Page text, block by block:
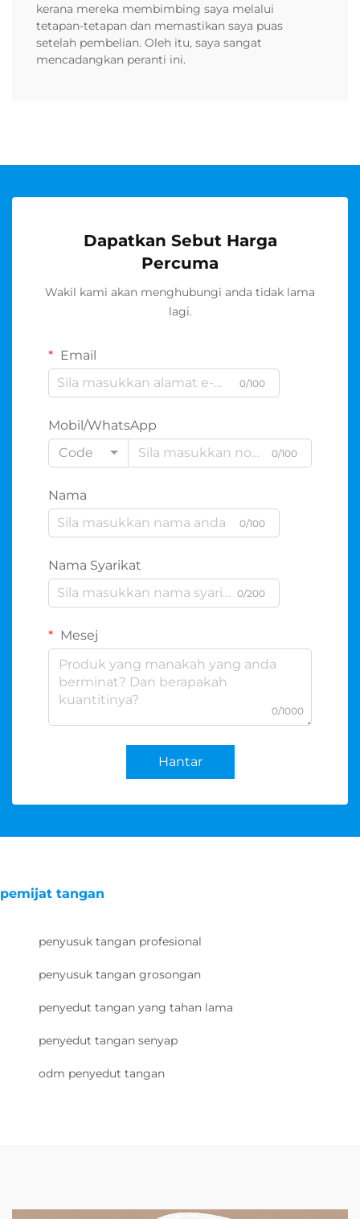
kerana mereka membimbing saya melalui
tetapan-tetapan dan memastikan saya puas
setelah pembelian. Oleh itu, saya sangat
mencadangkan peranti ini.
Dapatkan Sebut Harga
Percuma
Wakil kami akan menghubungi anda tidak lama
lagi.
Email
0/100
Mobil/WhatsApp
Code
0/100
Nama
0/100
Nama Syarikat
0/200
Mesej
0/1000
Hantar
pemijat tangan
penyusuk tangan profesional
penyusuk tangan grosongan
penyedut tangan yang tahan lama
penyedut tangan senyap
odm penyedut tangan